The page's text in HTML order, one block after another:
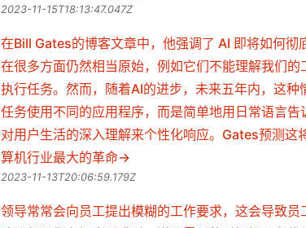
2023-11-15T18:13:47.047Z
在Bill Gates的博客文章中，他强调了 AI 即将如何
在很多方面仍然相当原始，例如它们不能理解我们
执行任务。然而，随着AI的进步，未来五年内，这
任务使用不同的应用程序，而是简单地用日常语言
对用户生活的深入理解来个性化响应。Gates预测
算机行业最大的革命​
2023-11-13T20:06:59.179Z
领导常常会向员工提出模糊的工作要求，这会导致员